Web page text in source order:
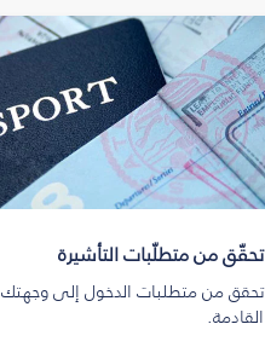
تحقّق من متطلّبات التأشيرة
تحقق من متطلبات الدخول إلى وجهتك
القادمة.